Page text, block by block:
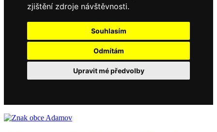
zjištění zdroje návštěvnosti.
Souhlasím
Odmítám
Upravit mé předvolby